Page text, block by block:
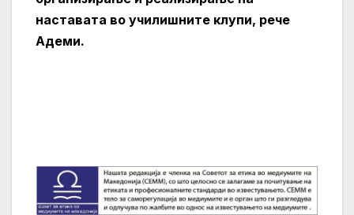
наставата во училишните клупи, рече
Адеми.